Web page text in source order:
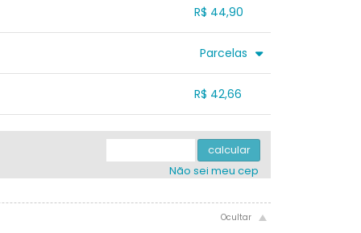
R$ 44,90
Parcelas
R$ 42,66
....
calcular
Não sei meu cep